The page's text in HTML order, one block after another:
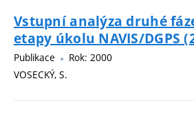
Vstupní analýza druhé
etapy úkolu NAVIS/DGPS
Publikace
Rok: 2000
VOSECKÝ, S.